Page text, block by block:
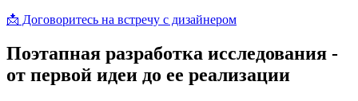
📩 Договоритесь на встречу с дизайнером
Поэтапная разработка исследования -
от первой идеи до ее реализации